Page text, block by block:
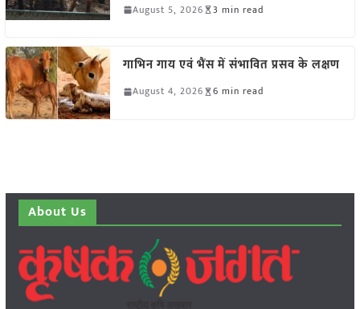
August 5, 2026 3 min read
गाभिन गाय एवं भैंस में संभावित प्रसव के लक्षण
August 4, 2026 6 min read
About Us